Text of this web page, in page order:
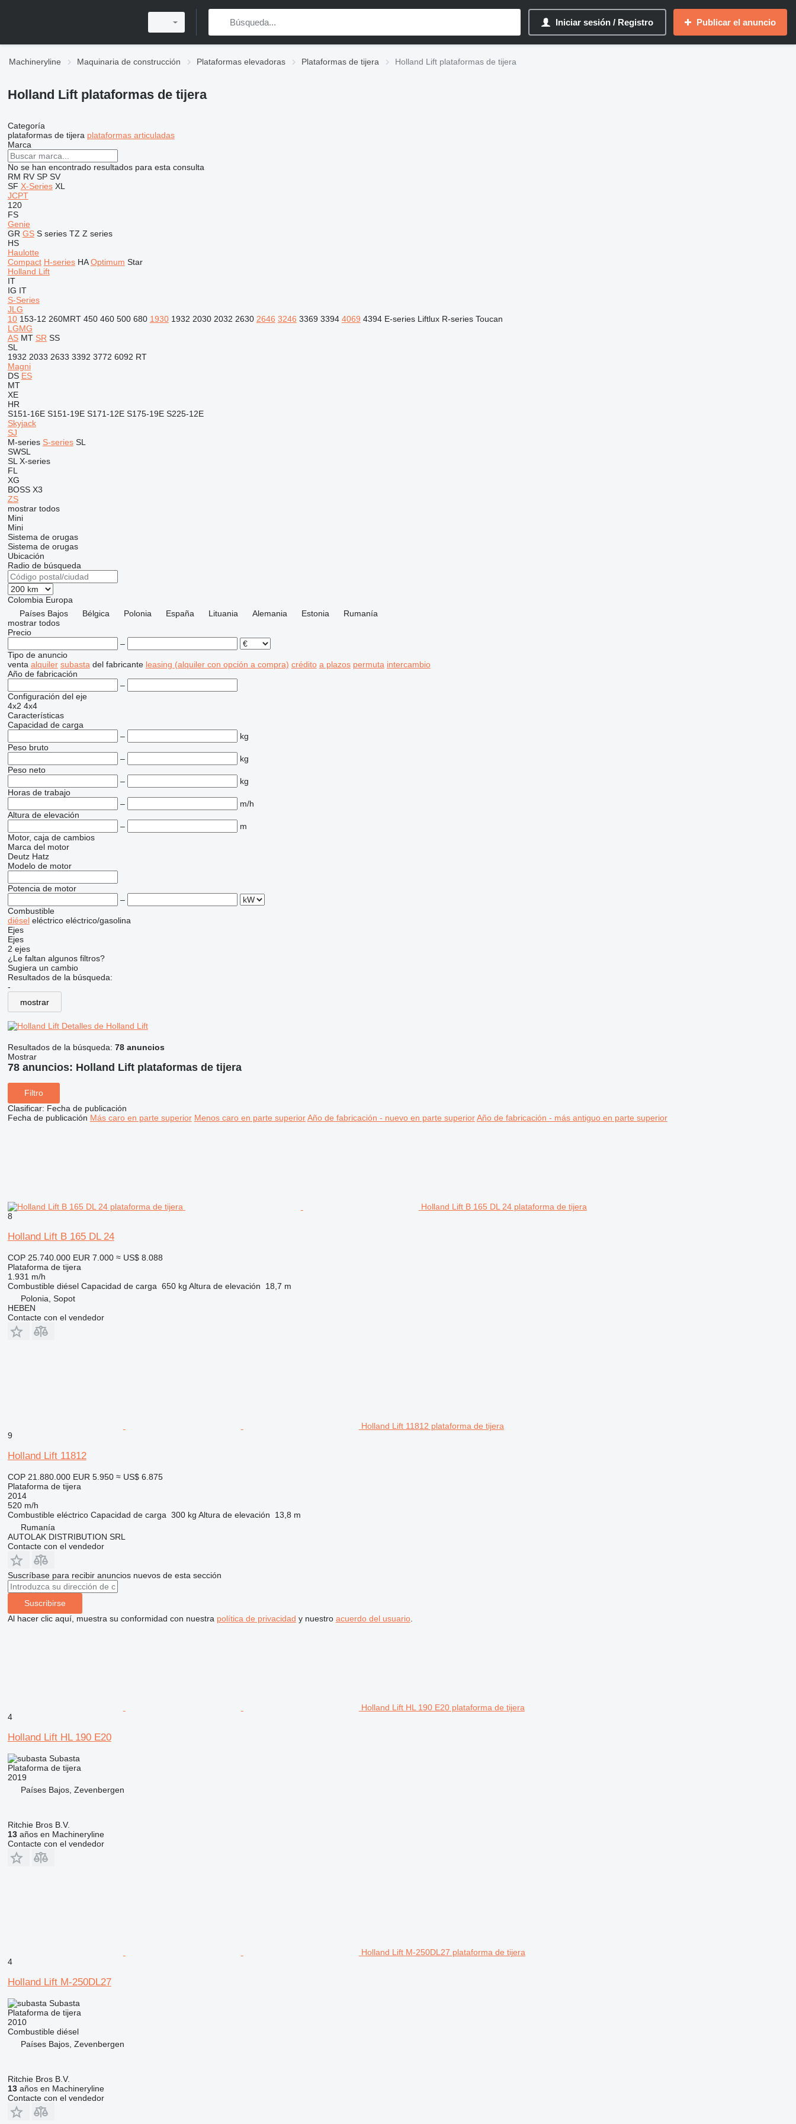
Iniciar sesión / Registro Publicar el anuncio
Machineryline Maquinaria de construcción Plataformas elevadoras Plataformas de tijera Holland Lift plataformas de tijera
Holland Lift plataformas de tijera
Categoría
plataformas de tijera plataformas articuladas
Marca
No se han encontrado resultados para esta consulta
RM RV SP SV
SF X-Series XL
JCPT
120
FS
Genie
GR GS S series TZ Z series
HS
Haulotte
Compact H-series HA Optimum Star
Holland Lift
IT
IG IT
S-Series
JLG
10 153-12 260MRT 450 460 500 680 1930 1932 2030 2032 2630 2646 3246 3369 3394 4069 4394 E-series Liftlux R-series Toucan
LGMG
AS MT SR SS
SL
1932 2033 2633 3392 3772 6092 RT
Magni
DS ES
MT
XE
HR
S151-16E S151-19E S171-12E S175-19E S225-12E
Skyjack
SJ
M-series S-series SL
SWSL
SL X-series
FL
XG
BOSS X3
ZS
mostrar todos
Mini
Mini
Sistema de orugas
Sistema de orugas
Ubicación
Radio de búsqueda
Colombia Europa
Países Bajos
Bélgica Polonia España Lituania Alemania Estonia
Rumanía
mostrar todos
Precio
–
Tipo de anuncio
venta alquiler subasta del fabricante leasing (alquiler con opción a compra) crédito a plazos permuta intercambio
Año de fabricación
–
Configuración del eje
4x2 4x4
Características
Capacidad de carga
–
kg
Peso bruto
–
kg
Peso neto
–
kg
Horas de trabajo
–
m/h
Altura de elevación
–
m
Motor, caja de cambios
Marca del motor
Deutz Hatz
Modelo de motor
Potencia de motor
–
Combustible
diésel eléctrico eléctrico/gasolina
Ejes
Ejes
2 ejes
¿Le faltan algunos filtros?
Sugiera un cambio
Resultados de la búsqueda:
-
mostrar
Detalles de Holland Lift
Resultados de la búsqueda: 78 anuncios
Mostrar
78 anuncios: Holland Lift plataformas de tijera
Filtro
Clasificar: Fecha de publicación
Fecha de publicación Más caro en parte superior Menos caro en parte superior Año de fabricación - nuevo en parte superior Año de fabricación - más antiguo en parte superior
Holland Lift B 165 DL 24 plataforma de tijera
8
Holland Lift B 165 DL 24
COP 25.740.000 EUR 7.000 ≈ US$ 8.088
Plataforma de tijera
1.931 m/h
Combustible diésel Capacidad de carga 650 kg Altura de elevación
18,7 m
Polonia, Sopot
HEBEN
Contacte con el vendedor
Holland Lift 11812 plataforma de tijera
9
Holland Lift 11812
COP 21.880.000 EUR 5.950 ≈ US$ 6.875
Plataforma de tijera
2014
520 m/h
Combustible eléctrico Capacidad de carga 300 kg Altura de elevación
13,8 m
Rumanía
AUTOLAK DISTRIBUTION SRL
Contacte con el vendedor
Suscríbase para recibir anuncios nuevos de esta sección
Suscribirse
Al hacer clic aquí, muestra su conformidad con nuestra política de privacidad y nuestro acuerdo del usuario.
Holland Lift HL 190 E20 plataforma de tijera
4
Holland Lift HL 190 E20
Subasta
Plataforma de tijera
2019
Países Bajos, Zevenbergen
Ritchie Bros B.V.
13años en Machineryline
Contacte con el vendedor
Holland Lift M-250DL27 plataforma de tijera
4
Holland Lift M-250DL27
Subasta
Plataforma de tijera
2010
Combustible diésel
Países Bajos, Zevenbergen
Ritchie Bros B.V.
13años en Machineryline
Contacte con el vendedor